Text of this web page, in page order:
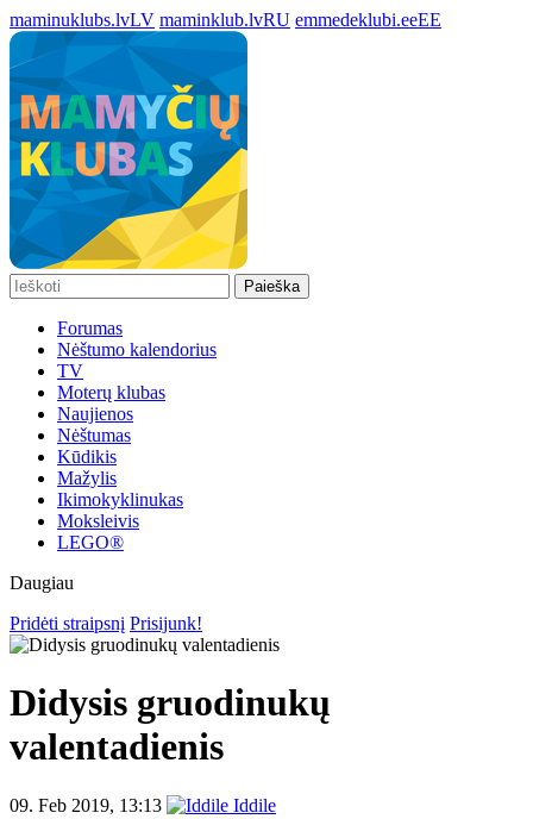
maminuklubs.lvLV maminklub.lvRU emmedeklubi.eeEE
Paieška
Forumas
Nėštumo kalendorius
TV
Moterų klubas
Naujienos
Nėštumas
Kūdikis
Mažylis
Ikimokyklinukas
Moksleivis
LEGO®
Daugiau
Pridėti straipsnį Prisijunk!
Didysis gruodinukų
valentadienis
09. Feb 2019, 13:13
Iddile